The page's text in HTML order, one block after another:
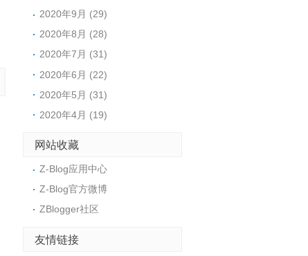
2020年9月 (29)
2020年8月 (28)
2020年7月 (31)
2020年6月 (22)
2020年5月 (31)
2020年4月 (19)
网站收藏
Z-Blog应用中心
Z-Blog官方微博
ZBlogger社区
友情链接